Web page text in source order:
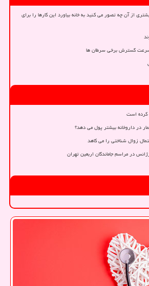
از آن چه تصور می کنید به خانه بیاورد این کارها را برای
سرعت گسترش برخی سرطان ها
کرده است
در داروخانه بیشتر پول می دهد؟
زوال شناختی را می کاهد
در مراسم جاماندگان اربعین تهران